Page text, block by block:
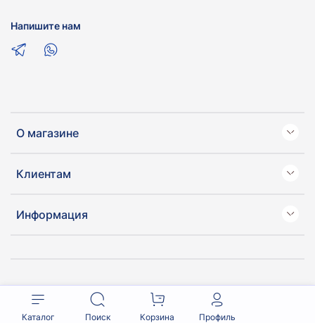
О магазине
Клиентам
Информация
Напишите нам
Каталог Поиск Корзина Профиль